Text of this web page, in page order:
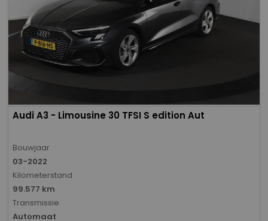
Audi A3 - Limousine 30 TFSI S edition Aut
Bouwjaar
03-2022
Kilometerstand
99.577 km
Transmissie
Automaat